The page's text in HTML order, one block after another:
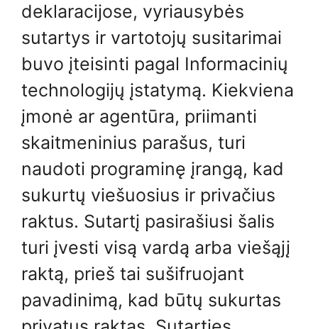
deklaracijose, vyriausybės
sutartys ir vartotojų susitarimai
buvo įteisinti pagal Informacinių
technologijų įstatymą. Kiekviena
įmonė ar agentūra, priimanti
skaitmeninius parašus, turi
naudoti programinę įrangą, kad
sukurtų viešuosius ir privačius
raktus. Sutartį pasirašiusi šalis
turi įvesti visą vardą arba viešąjį
raktą, prieš tai sušifruojant
pavadinimą, kad būtų sukurtas